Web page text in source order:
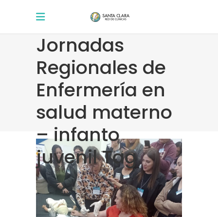
Jornadas
Regionales de
Enfermería en
salud materno
– infanto
juvenil Tag